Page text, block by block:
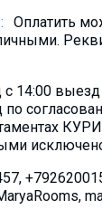
Оплатить
с 14:00